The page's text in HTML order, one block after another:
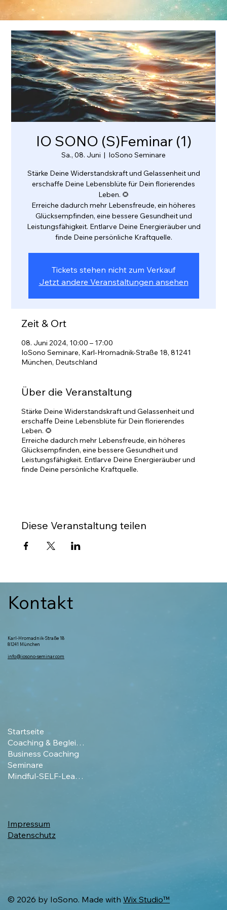
IO SONO (S)Feminar (1)
Sa., 08. Juni
  |
IoSono Seminare
Stärke Deine Widerstandskraft und Gelassenheit und
erschaffe Deine Lebensblüte für Dein florierendes
Leben. 🌻
Erreiche dadurch mehr Lebensfreude, ein höheres
Glücksempfinden, eine bessere Gesundheit und
Leistungsfähigkeit. Entlarve Deine Energieräuber und
finde Deine persönliche Kraftquelle.
Tickets stehen nicht zum Verkauf
Jetzt andere Veranstaltungen ansehen
Zeit & Ort
08. Juni 2024, 10:00 – 17:00
IoSono Seminare, Karl-Hromadnik-Straße 18, 81241
München, Deutschland
Über die Veranstaltung
Stärke Deine Widerstandskraft und Gelassenheit und
erschaffe Deine Lebensblüte für Dein florierendes
Leben. 🌻
Erreiche dadurch mehr Lebensfreude, ein höheres
Glücksempfinden, eine bessere Gesundheit und
Leistungsfähigkeit. Entlarve Deine Energieräuber und
finde Deine persönliche Kraftquelle.
Diese Veranstaltung teilen
Kontakt
Karl-Hromadnik-Straße 18
81241 München
info@iosono-seminar.com
Startseite
Coaching & Begleitung
Business Coaching
Seminare
Mindful-SELF-Leading
Impressum
Datenschutz
© 2026 by IoSono. Made with Wix Studio™